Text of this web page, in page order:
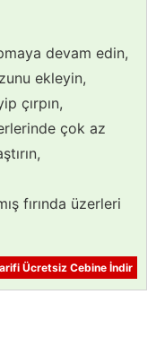
devam edin,
ekleyin,
çırpın,
çok az
fırında üzerleri
Ücretsiz Cebine İndir